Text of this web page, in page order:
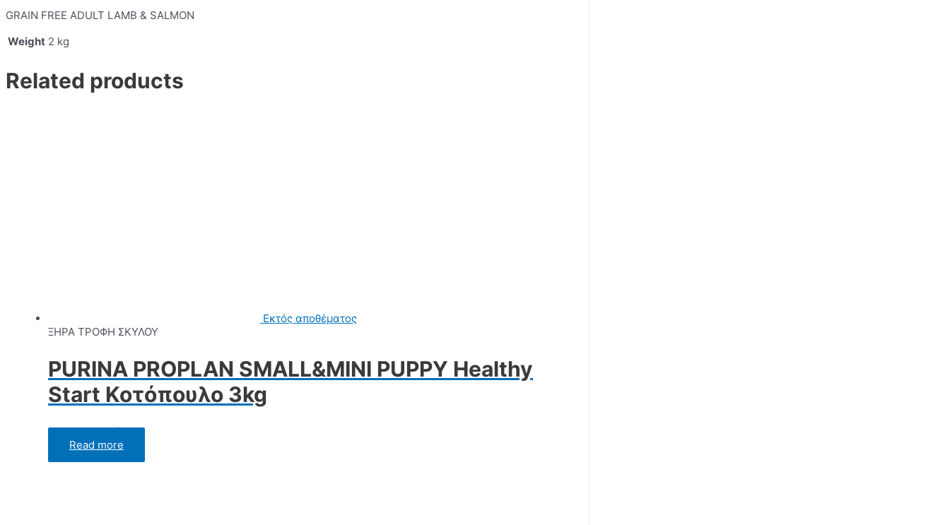
GRAIN FREE ADULT LAMB & SALMON
Weight 2 kg
Related products
Εκτός αποθέματος
ΞΗΡΑ ΤΡΟΦΗ ΣΚΥΛΟΥ
PURINA PROPLAN SMALL&MINI PUPPY Healthy
Start Κοτόπουλο 3kg
Rated0out of 5
Read more